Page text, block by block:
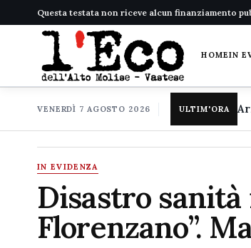
Questa testata non riceve alcun finanziamento
HOMEIN
VENERDÌ 7 AGOSTO 2026 ULTIM'ORA
IN EVIDENZA
Disastro sanità
Florenzano”.